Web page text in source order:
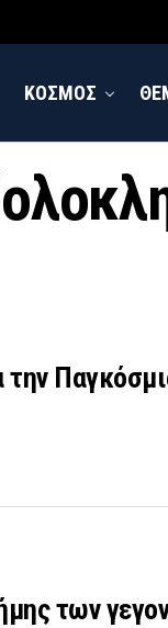
ΚΟΣΜΟΣ
των